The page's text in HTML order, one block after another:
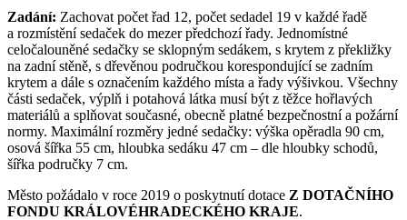
Zadání: Zachovat počet řad 12, počet sedadel 19 v každé řadě
a rozmístění sedaček do mezer předchozí řady. Jednomístné
celočalouněné sedačky se sklopným sedákem, s krytem z překližky
na zadní stěně, s dřevěnou područkou korespondující se zadním
krytem a dále s označením každého místa a řady výšivkou. Všechny
části sedaček, výplň i potahová látka musí být z těžce hořlavých
materiálů a splňovat současné, obecně platné bezpečnostní a požární
normy. Maximální rozměry jedné sedačky: výška opěradla 90 cm,
osová šířka 55 cm, hloubka sedáku 47 cm – dle hloubky schodů,
šířka područky 7 cm.
Město požádalo v roce 2019 o poskytnutí dotace Z DOTAČNÍHO
FONDU KRÁLOVÉHRADECKÉHO KRAJE.